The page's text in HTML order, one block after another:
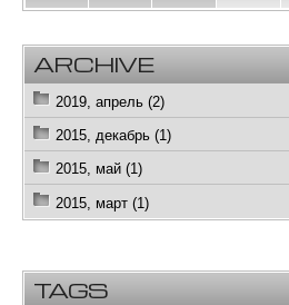
ARCHIVE
2019, апрель (2)
2015, декабрь (1)
2015, май (1)
2015, март (1)
TAGS